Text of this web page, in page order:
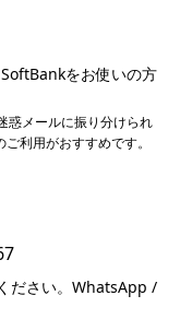
をお使いの方
惑メールに振り分けられ
利用がおすすめです。
ださい。WhatsApp /